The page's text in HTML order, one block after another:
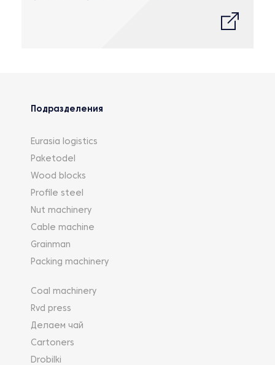
Подразделения
Eurasia logistics
Paketodel
Wood blocks
Profile steel
Nut machinery
Cable machine
Grainman
Packing machinery
Coal machinery
Rvd press
Делаем чай
Cartoners
Drobilki